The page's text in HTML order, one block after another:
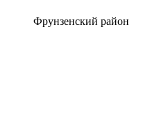
Фрунзенский район